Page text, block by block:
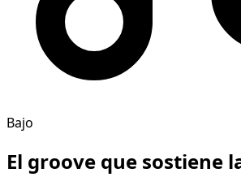
Bajo
El groove que sostiene